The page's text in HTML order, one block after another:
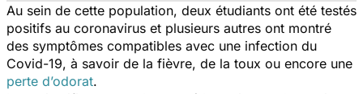
Au sein de cette population, deux étudiants ont été testés
positifs au coronavirus et plusieurs autres ont montré
des symptômes compatibles avec une infection du
Covid-19, à savoir de la fièvre, de la toux ou encore une
perte d’odorat.